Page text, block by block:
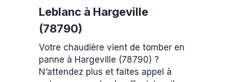
Leblanc à Hargeville
(78790)
Votre chaudière vient de tomber en
panne à Hargeville (78790) ?
N’attendez plus et faites appel à